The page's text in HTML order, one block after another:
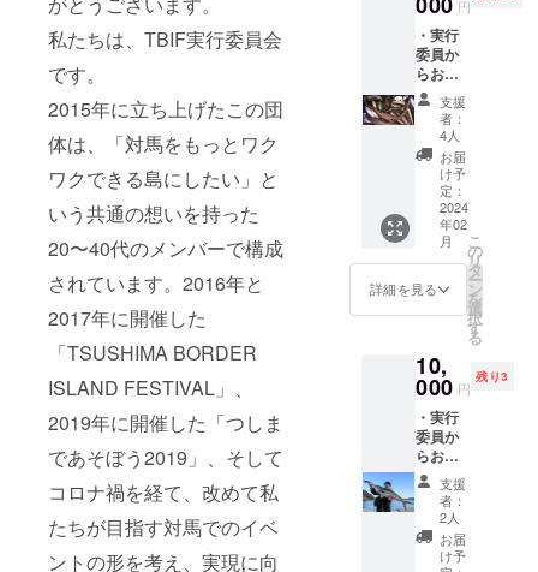
私たちは、TBIF実行委員会
です。
2015年に立ち上げたこの団
体は、「対馬をもっとワク
ワクできる島にしたい」と
いう共通の想いを持った
20〜40代のメンバーで構成
されています。2016年と
2017年に開催した
「TSUSHIMA BORDER
ISLAND FESTIVAL」、
2019年に開催した「つしま
であそぼう2019」、そして
コロナ禍を経て、改めて私
たちが目指す対馬でのイベ
ントの形を考え、実現に向
は、備
考欄に
ご記入
くださ
い。 ※2
デザイ
ンはイ
メージ
です。
多少変
更にな
る可能
性があ
ります
のでご
以外の
掲載/掲
示をご
希望の
方は、
備考欄
にご記
入くだ
さい。
円
・実行
委員か
らお礼
メッ
セージ
・公式
サイト
にユー
ザー名
を掲載
（※1）
・冷凍
開きあ
なご
（※2）
・冷凍
こ
（※2）
・あな
ご漁師
直伝あ
なごレ
シピ ※1
ユー
ザー名
以外の
掲載を
支援
者：
4人
お届
け予
定：
2024
年02
月
詳細を見る
こ
の
リ
タ
ー
ン
を
選
択
す
る
10,
000 円
残り3
・実行
委員か
らお礼
メッ
セージ
・公式
サイト
にユー
支援
者：
2人
お届
け予